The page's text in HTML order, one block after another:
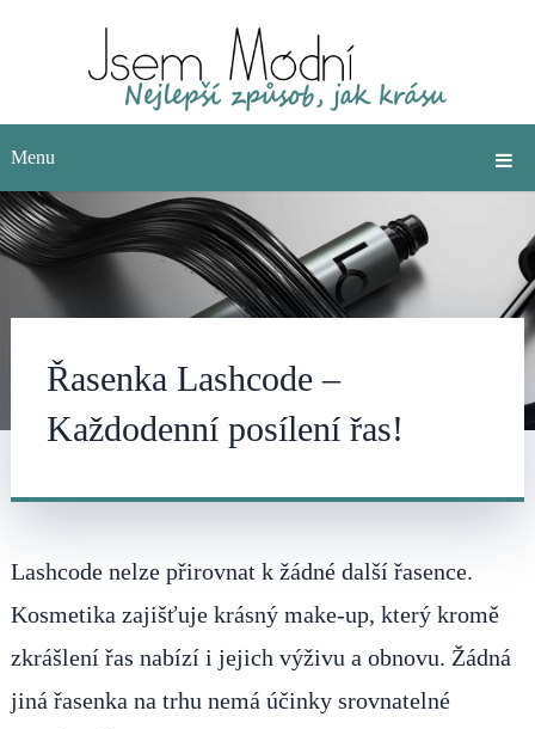
Menu
Řasenka Lashcode –
Každodenní posílení řas!
Lashcode nelze přirovnat k žádné další řasence.
Kosmetika zajišťuje krásný make-up, který kromě
zkrášlení řas nabízí i jejich výživu a obnovu. Žádná
jiná řasenka na trhu nemá účinky srovnatelné